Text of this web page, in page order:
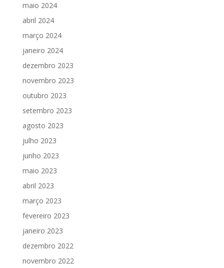
maio 2024
abril 2024
março 2024
janeiro 2024
dezembro 2023
novembro 2023
outubro 2023
setembro 2023
agosto 2023
julho 2023
junho 2023
maio 2023
abril 2023
março 2023
fevereiro 2023
janeiro 2023
dezembro 2022
novembro 2022